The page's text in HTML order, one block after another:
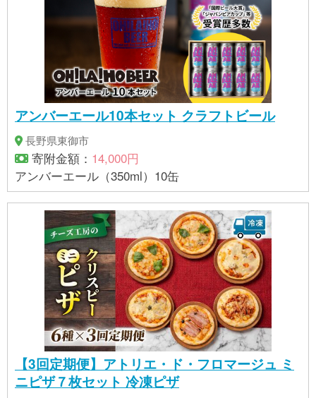
アンバーエール10本セット クラフトビール
長野県東御市
寄附金額： 14,000円
アンバーエール（350ml）10缶
【3回定期便】アトリエ・ド・フロマージュ ミ
ニピザ７枚セット 冷凍ピザ